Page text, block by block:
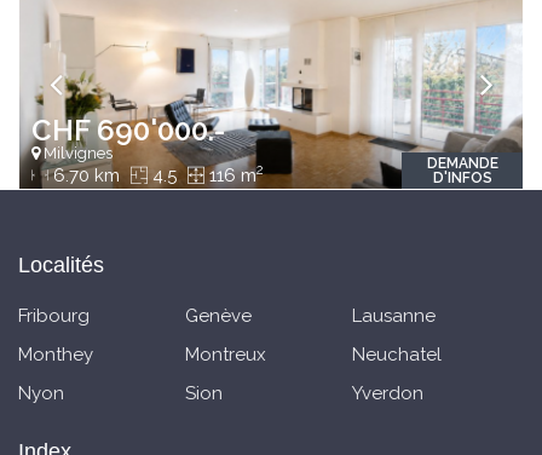
CHF 690'000.-
Milvignes
6.70 km 4.5 116 m2
DEMANDE
D'INFOS
Localités
Fribourg Genève
Lausanne
Monthey
Montreux
Neuchatel
Nyon
Sion Yverdon